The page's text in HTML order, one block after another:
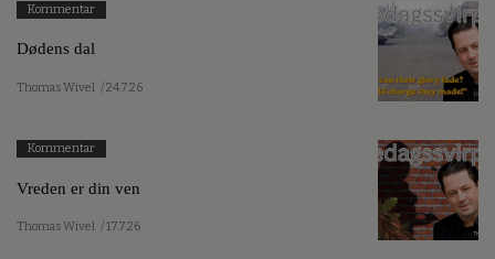
Kommentar
Dødens dal
Thomas Wivel / 24.7.26
Kommentar
Vreden er din ven
Thomas Wivel / 17.7.26